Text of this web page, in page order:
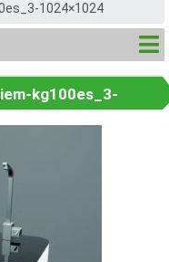
1024×1024
kg100es_3-